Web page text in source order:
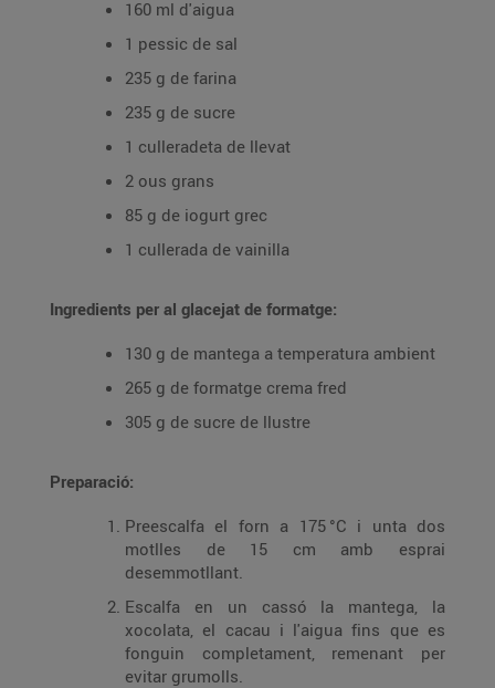
160 ml d'aigua
1 pessic de sal
235 g de farina
235 g de sucre
1 culleradeta de llevat
2 ous grans
85 g de iogurt grec
1 cullerada de vainilla
Ingredients per al glacejat de formatge:
130 g de mantega a temperatura ambient
265 g de formatge crema fred
305 g de sucre de llustre
Preparació:
Preescalfa el forn a 175 °C i unta dos
motlles de 15 cm amb esprai
desemmotllant.
Escalfa en un cassó la mantega, la
xocolata, el cacau i l'aigua fins que es
fonguin completament, remenant per
evitar grumolls.